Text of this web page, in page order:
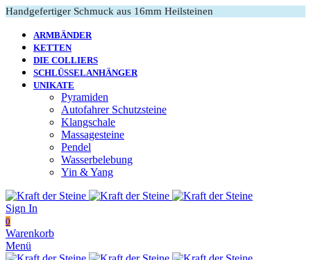
Handgefertiger Schmuck aus 16mm Heilsteinen
ARMBÄNDER
KETTEN
DIE COLLIERS
SCHLÜSSELANHÄNGER
UNIKATE
Pyramiden
Autofahrer Schutzsteine
Klangschale
Massagesteine
Pendel
Wasserbelebung
Yin & Yang
Sign In
0
Warenkorb
Menü